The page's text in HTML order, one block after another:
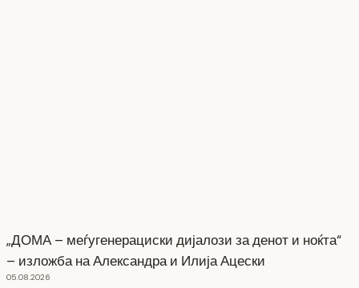
„ДОМА – меѓугенерациски дијалози за денот и ноќта“
– изложба на Александра и Илија Ацески
05.08.2026